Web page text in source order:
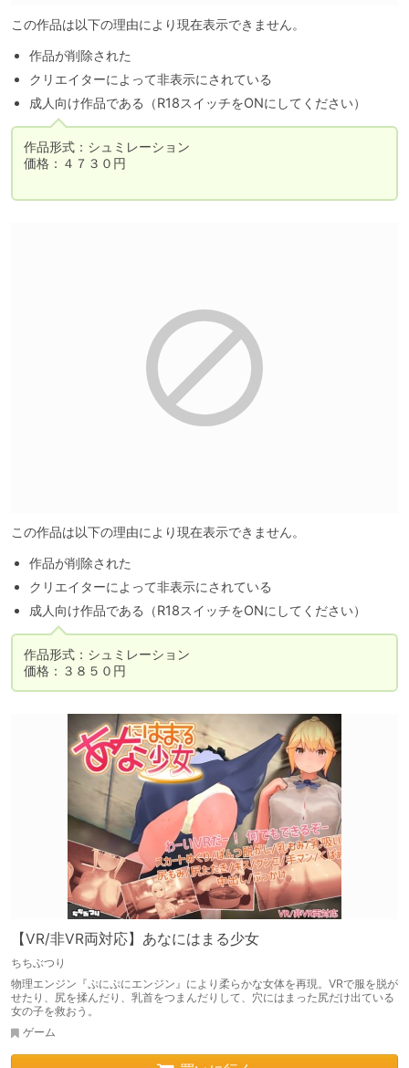
この作品は以下の理由により現在表示できません。
作品が削除された
クリエイターによって非表示にされている
成人向け作品である（R18スイッチをONにしてください）
作品形式：シュミレーション
価格：４７３０円
この作品は以下の理由により現在表示できません。
作品が削除された
クリエイターによって非表示にされている
成人向け作品である（R18スイッチをONにしてください）
作品形式：シュミレーション
価格：３８５０円
【VR/非VR両対応】あなにはまる少女
ちちぶつり
物理エンジン『ぷにぷにエンジン』により柔らかな女体を再現。VRで服を脱が
せたり、尻を揉んだり、乳首をつまんだりして、穴にはまった尻だけ出ている
女の子を救おう。
ゲーム